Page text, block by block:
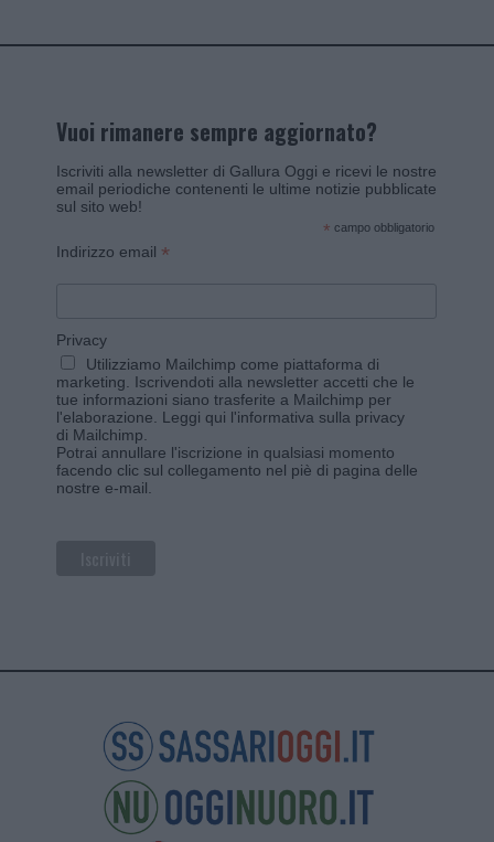
Vuoi rimanere sempre aggiornato?
Iscriviti alla newsletter di Gallura Oggi e ricevi le nostre
email periodiche contenenti le ultime notizie pubblicate
sul sito web!
* campo obbligatorio
Indirizzo email *
Privacy
Utilizziamo Mailchimp come piattaforma di
marketing. Iscrivendoti alla newsletter accetti che le
tue informazioni siano trasferite a Mailchimp per
l'elaborazione. Leggi qui l'informativa sulla privacy
di Mailchimp
Potrai annullare l'iscrizione in qualsiasi momento
facendo clic sul collegamento nel piè di pagina delle
nostre e-mail.